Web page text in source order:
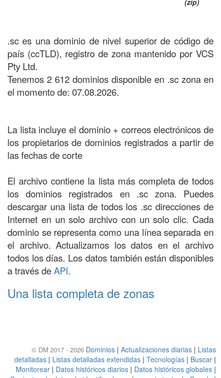
(zip)
.sc es una dominio de nivel superior de código de
país (ccTLD), registro de zona mantenido por VCS
Pty Ltd.
Tenemos 2 612 dominios disponible en .sc zona en
el momento de: 07.08.2026.
La lista incluye el dominio + correos electrónicos de
los propietarios de dominios registrados a partir de
las fechas de corte
El archivo contiene la lista más completa de todos
los dominios registrados en .sc zona. Puedes
descargar una lista de todos los .sc direcciones de
Internet en un solo archivo con un solo clic. Cada
dominio se representa como una línea separada en
el archivo. Actualizamos los datos en el archivo
todos los días. Los datos también están disponibles
a través deAPI.
Una lista completa de zonas
© DM 2017 - 2026 Dominios | Actualizaciones diarias | Listas
detalladas | Listas detalladas extendidas | Tecnologías | Buscar |
Monitorear | Datos históricos diarios | Datos históricos globales |